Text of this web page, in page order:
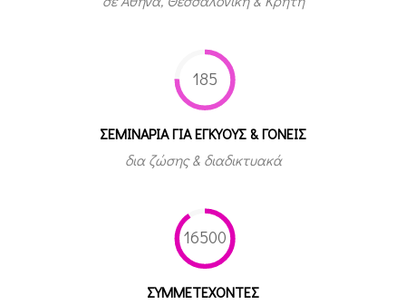
185
ΣΕΜΙΝΑΡΙΑ ΓΙΑ ΕΓΚΥΟΥΣ & ΓΟΝΕΙΣ
δια ζώσης & διαδικτυακά
16500
ΣΥΜΜΕΤEΧΟΝΤΕΣ